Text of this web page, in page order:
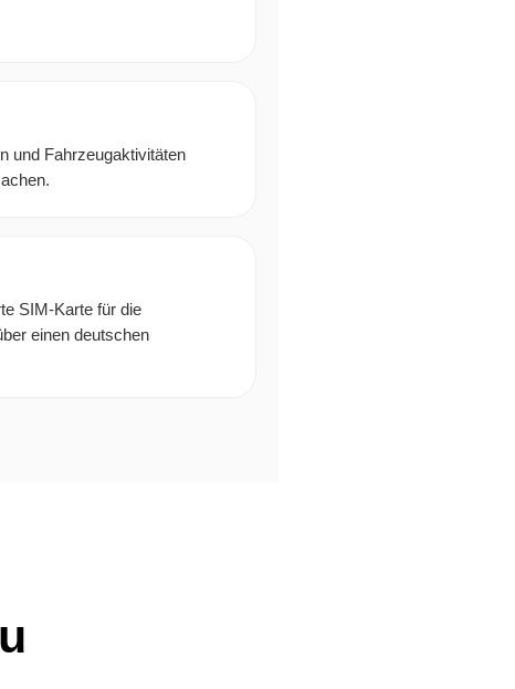
und Fahrzeugaktivitäten
SIM-Karte für die
einen deutschen